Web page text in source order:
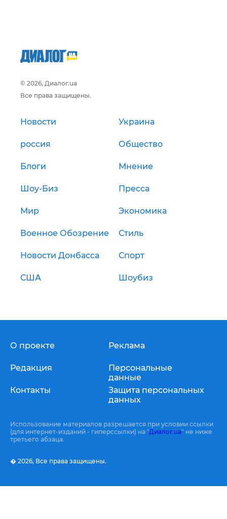
© 2026, Диалог.ua
Все права защищены.
Новости Украина
россия Общество
Блоги Мнение
Шоу-Биз Пресса
Мир Экономика
Военное Обозрение Стиль
Новости Донбасса Спорт
США Шоубиз
О проекте
Редакция
Контакты
Реклама
Персональные
данные
Защита персональных
данных
Использование материалов разрешается при условии ссылки
(для интернет-изданий - гиперссылки) на "Диалог.ua" не ниже
третьего абзаца.
� 2026, Все права защищены.